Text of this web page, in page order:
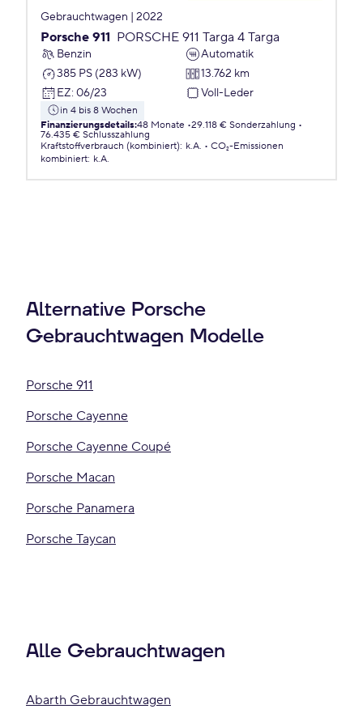
Gebrauchtwagen | 2022
Porsche 911 PORSCHE 911 Targa 4 Targa
Benzin
Automatik
385 PS (283 kW)
13.762 km
EZ: 06/23 Voll-Leder
in 4 bis 8 Wochen
Finanzierungsdetails:48 Monate 29.118 € Sonderzahlung
76.435 € Schlusszahlung
Kraftstoffverbrauch (kombiniert): k.A.
CO₂-Emissionen
kombiniert: k.A.
Alternative Porsche
Gebrauchtwagen Modelle
Porsche 911
Porsche Cayenne
Porsche Cayenne Coupé
Porsche Macan
Porsche Panamera
Porsche Taycan
Alle Gebrauchtwagen
Abarth Gebrauchtwagen